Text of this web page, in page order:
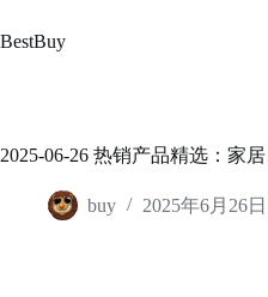
至
BestBuy
2025-06-26 热销产品精选：家
buy 2025年6月26日